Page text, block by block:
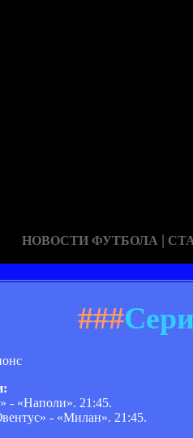
НОВОСТИ ФУТБОЛА |
###
- «Наполи». 21:45.
- «Милан». 21:45.